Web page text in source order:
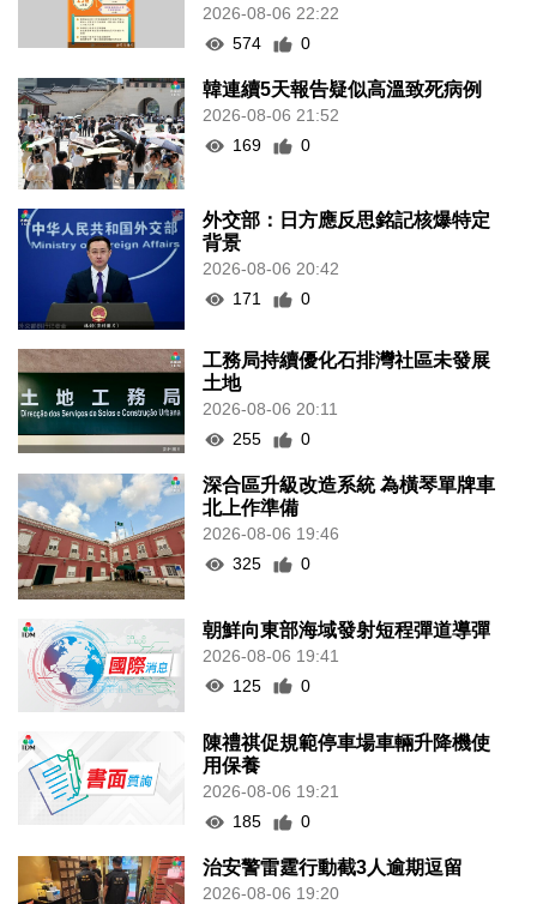
2026-08-06 22:22
574
0
韓連續5天報告疑似高溫致死病例
2026-08-06 21:52
169
0
外交部：日方應反思銘記核爆特定
背景
2026-08-06 20:42
171
0
工務局持續優化石排灣社區未發展
土地
2026-08-06 20:11
255
0
深合區升級改造系統 為橫琴單牌車
北上作準備
2026-08-06 19:46
325
0
朝鮮向東部海域發射短程彈道導彈
2026-08-06 19:41
125
0
陳禮祺促規範停車場車輛升降機使
用保養
2026-08-06 19:21
185
0
治安警雷霆行動截3人逾期逗留
2026-08-06 19:20